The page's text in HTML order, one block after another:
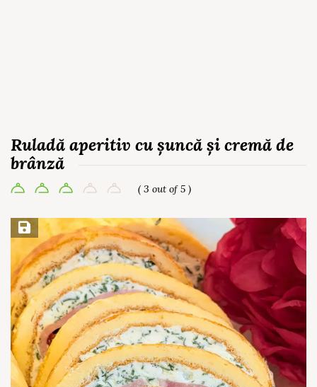
Ruladă aperitiv cu șuncă și cremă de
brânză
( 3 out of 5 )
Save Recipe